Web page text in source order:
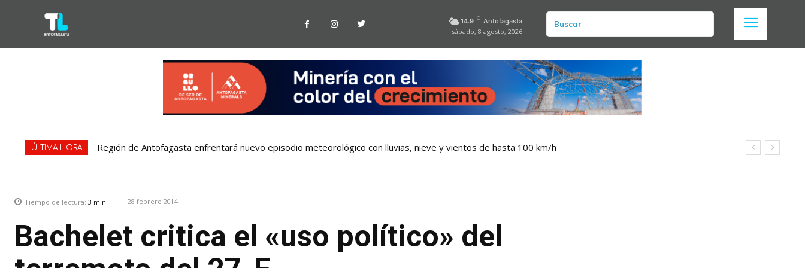
14.9 C Antofagasta
sábado, 8 agosto, 2026
Buscar
ÚLTIMA HORA Región de Antofagasta enfrentará nuevo episodio meteorológico con lluvias, nieve y vientos de hasta 100 km/h
Tiempo de lectura: 3 min. 28 febrero 2014
Bachelet critica el «uso político» del